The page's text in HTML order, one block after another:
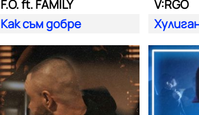
F.O. ft. FAMILY
Как съм добре
V:RGO